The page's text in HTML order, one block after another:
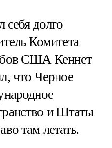
себя долго
Комитета
США Кеннет
что Черное
и Штаты
там летать.